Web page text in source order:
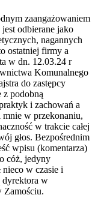
zaangażowaniem
odbierane jako
nagannych
ostatniej firmy a
w dn. 12.03.24 r
Komunalnego
do zastępcy
podobną
i zachowań a
w przekonaniu,
w trakcie całej
głos. Bezpośrednim
wpisu (komentarza)
cóż, jedyny
w czasie i
dyrektora w
Zamościu.